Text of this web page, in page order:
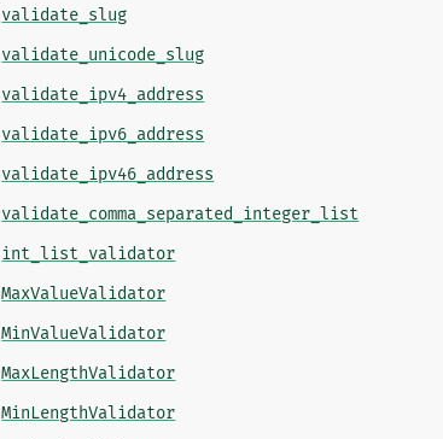
validate_slug
validate_unicode_slug
validate_ipv4_address
validate_ipv6_address
validate_ipv46_address
validate_comma_separated_integer_list
int_list_validator
MaxValueValidator
MinValueValidator
MaxLengthValidator
MinLengthValidator